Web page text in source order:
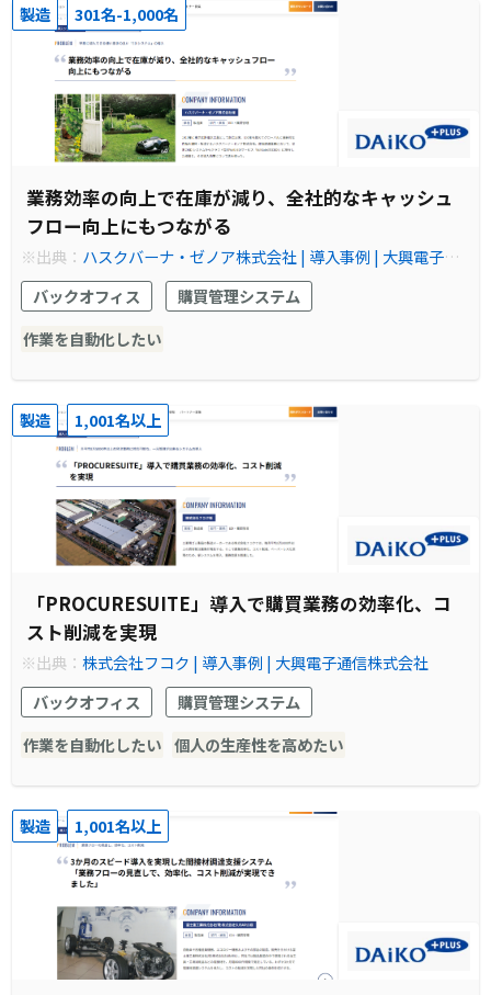
製造 301名-1,000名
業務効率の向上で在庫が減り、全社的なキャッシュ
フロー向上にもつながる
※出典： ハスクバーナ・ゼノア株式会社 | 導入事例 | 大興電子通
信株式会社
バックオフィス
購買管理システム
作業を自動化したい
製造 1,001名以上
「PROCURESUITE」導入で購買業務の効率化、コ
スト削減を実現
※出典：株式会社フコク | 導入事例 | 大興電子通信株式会社
バックオフィス
購買管理システム
作業を自動化したい 個人の生産性を高めたい
製造 1,001名以上